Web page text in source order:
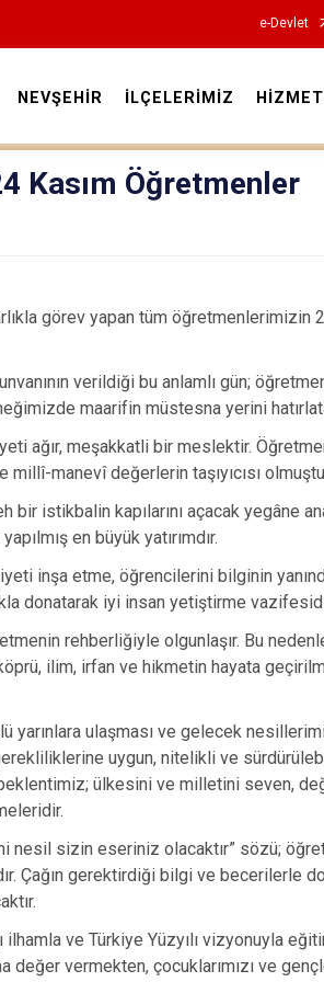
e-Devlet
NEVŞEHİR İLÇELERİMİZ
Kasım Öğretmenler
görev yapan tüm öğretmenlerimizin
verildiği bu anlamlı gün;
maarifin müstesna yerini
ağır, meşakkatli bir meslektir.
manevî değerlerin taşıyıcısı
bir istikbalin kapılarını açacak yegâne
en büyük yatırımdır.
inşa etme, öğrencilerini bilginin
donatarak iyi insan yetiştirme
rehberliğiyle olgunlaşır. Bu
köprü, ilim, irfan ve hikmetin hayata
yarınlara ulaşması ve gelecek
uygun, nitelikli ve
ülkesini ve milletini seven,
nesil sizin eseriniz olacaktır” sözü;
Çağın gerektirdiği bilgi ve becerilerle
ve Türkiye Yüzyılı vizyonuyla
değer vermekten, çocuklarımızı ve